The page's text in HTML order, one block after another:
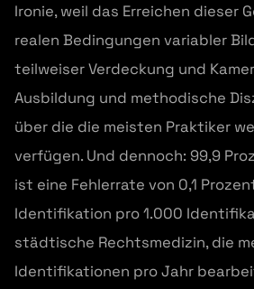
Ironie, weil das Erreichen dieser
realen Bedingungen variabler
teilweiser Verdeckung und
Ausbildung und methodische
über die die meisten Praktiker
verfügen. Und dennoch: 99,9
ist eine Fehlerrate von 0,1
Identifikation pro 1.000
städtische Rechtsmedizin, die
Identifikationen pro Jahr